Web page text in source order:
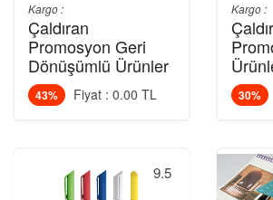
Kargo :
Çaldıran
Promosyon Geri
Dönüşümlü Ürünler
43% Fiyat : 0.00 TL
9.5
Kargo :
30%